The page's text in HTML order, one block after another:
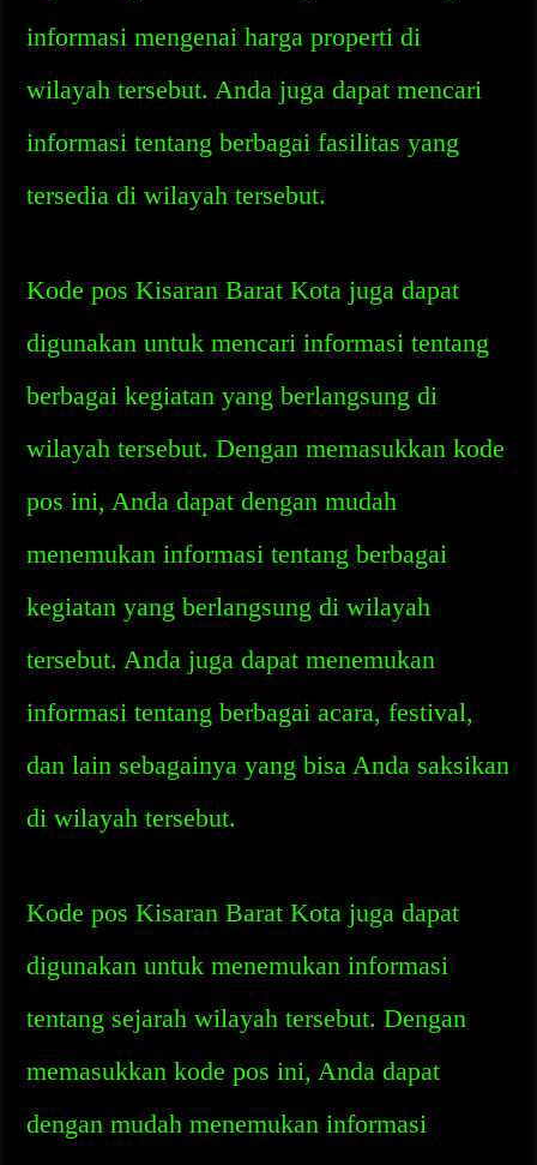
informasi mengenai harga properti di
wilayah tersebut. Anda juga dapat mencari
informasi tentang berbagai fasilitas yang
tersedia di wilayah tersebut.
Kode pos Kisaran Barat Kota juga dapat
digunakan untuk mencari informasi tentang
berbagai kegiatan yang berlangsung di
wilayah tersebut. Dengan memasukkan kode
pos ini, Anda dapat dengan mudah
menemukan informasi tentang berbagai
kegiatan yang berlangsung di wilayah
tersebut. Anda juga dapat menemukan
informasi tentang berbagai acara, festival,
dan lain sebagainya yang bisa Anda saksikan
di wilayah tersebut.
Kode pos Kisaran Barat Kota juga dapat
digunakan untuk menemukan informasi
tentang sejarah wilayah tersebut. Dengan
memasukkan kode pos ini, Anda dapat
dengan mudah menemukan informasi